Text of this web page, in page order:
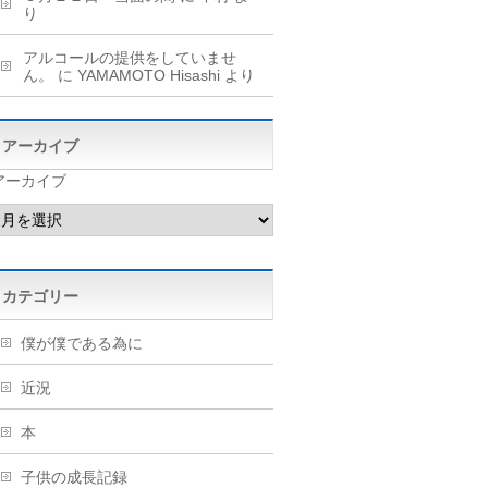
り
アルコールの提供をしていませ
ん。
に YAMAMOTO Hisashi より
アーカイブ
ーカイブ
カテゴリー
僕が僕である為に
近況
本
子供の成長記録